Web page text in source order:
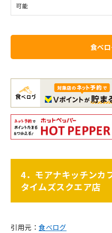
可能
食べ
4．モアナキッチンカ
タイムズスクエア店
引用元：食べログ